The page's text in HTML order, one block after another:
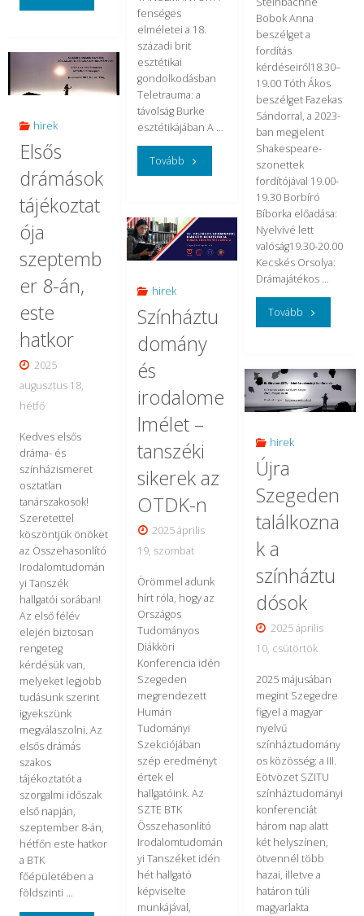
Összehasonlító
Irodalomtudományi
Bobok Anna
beszélget a
fordítás
kérdéseiről18.30–
19.00 Tóth Ákos
beszélget Fazekas
Sándorral, a 2023-
ban megjelent
Shakespeare-
szonettek
fordítójával 19.00-
19.30 Borbíró
Bíborka előadása:
Nyelvivé lett
valóság19.30-20.00
Kecskés Orsolya:
Drámajátékos …
Tovább"A
kérdései:
az
Tanszék
programja
Kutatók
Éjszakáján"
fenséges
elméletei a 18.
századi brit
esztétikai
gondolkodásban
Teletrauma: a
távolság Burke
esztétikájában A …
Tovább "Megjelent
György
tanulmánykötete
Akadémiai
Kiadó
online
felületén"
hirek
Elsős
drámások
tájékoztat
ója
szeptemb
er 8-án,
este
hatkor
2025
augusztus 18,
hétfő
Kedves elsős
dráma- és
színházismeret
osztatlan
tanárszakosok!
Szeretettel
köszöntjük önöket
az Összehasonlító
Irodalomtudomán
yi Tanszék
hallgatói sorában!
Az első félév
elején biztosan
rengeteg
kérdésük van,
melyeket legjobb
tudásunk szerint
igyekszünk
megválaszolni. Az
elsős drámás
szakos
tájékoztatót a
szorgalmi időszak
első napján,
szeptember 8-án,
hétfőn este hatkor
a BTK
főépületében a
földszinti …
hirek
Színháztu
domány
és
irodalome
lmélet –
tanszéki
sikerek az
OTDK-n
2025 április
19, szombat
Örömmel adunk
hírt róla, hogy az
Országos
Tudományos
Diákköri
Konferencia idén
Szegeden
megrendezett
Humán
Tudományi
Szekciójában
szép eredményt
értek el
hallgatóink. Az
SZTE BTK
Összehasonlító
Irodalomtudomán
yi Tanszéket idén
hét hallgató
képviselte
munkájával,
hirek
Újra
Szegeden
találkozna
k a
színháztu
dósok
2025 április
10, csütörtök
2025 májusában
megint Szegedre
figyel a magyar
nyelvű
színháztudomány
os közösség: a III.
Eötvözet SZITU
színháztudományi
konferenciát
három nap alatt
két helyszínen,
ötvennél több
hazai, illetve a
határon túli
magyarlakta